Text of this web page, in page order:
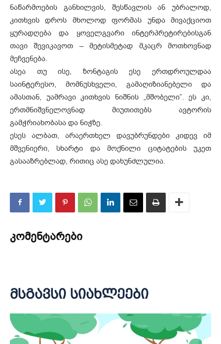
ნაწარმოების განხილვის, შესწავლის ან უბრალოდ,
კითხვის დროს მხოლოდ ფორმას უნდა მივაქციოთ
ყურადღება და ყოველგვარი ინტერპრეტირებისგან
თავი შევიკავოთ – მეტისმეტად მკაცრ მოთხოვნად
მეჩვენება.
ასეა თუ ისე, ზონტაგის ესე ერთდროულდაა
საინტერესო, მომნუსხველი, გამაღიზიანებელი და
ამასთან, უამრავი კითხვის ნიშნის „მშობელი”. ეს კი,
ერთმნიშვნელოვნად მიუთითებს ავტორის
გამჭრიახობასა და ნიჭზე.
ესეს ალბათ, არაერთხელ დავუბრუნდები კიდევ იმ
მშვენიერი, სხარტი და მოქნილი ციტატების უკეთ
გასააზრებლად, რითიც ასე დახუნძლულია.
კომენტარები
მსგავსი სიახლეები